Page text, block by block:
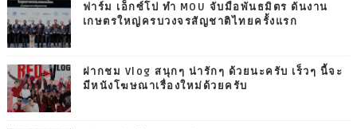
ฟาร์ม เอ็กซ์โป ทำ MOU จับมือพันธมิตร ดันงาน
เกษตรใหญ่ครบวงจรสัญชาติไทยครั้งแรก
ฝากชม Vlog สนุกๆ น่ารักๆ ด้วยนะครับ เร็วๆ นี้จะ
มีหนังโฆษณาเรื่องใหม่ด้วยครับ